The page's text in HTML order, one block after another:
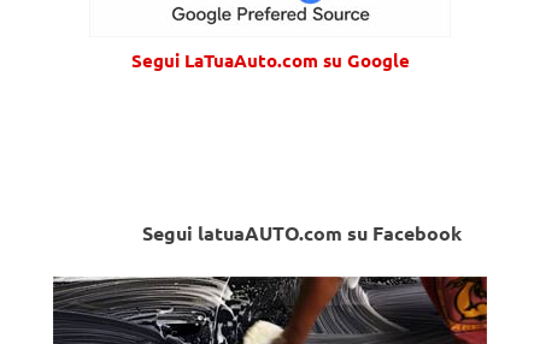
Segui LaTuaAuto.com su Google
Segui latuaAUTO.com su Facebook